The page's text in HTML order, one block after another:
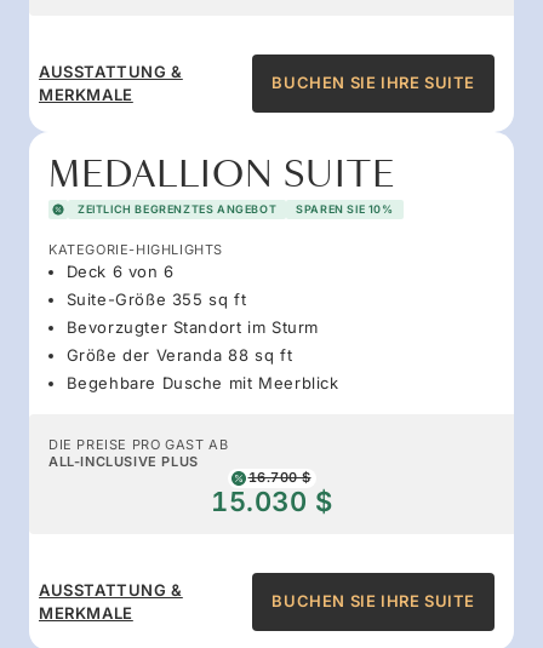
AUSSTATTUNG &
MERKMALE
BUCHEN SIE IHRE SUITE
MEDALLION SUITE
ZEITLICH BEGRENZTES ANGEBOT SPAREN SIE 10%
KATEGORIE-HIGHLIGHTS
Deck 6 von 6
Suite-Größe 355 sq ft
Bevorzugter Standort im Sturm
Größe der Veranda 88 sq ft
Begehbare Dusche mit Meerblick
DIE PREISE PRO GAST AB
ALL-INCLUSIVE PLUS
16.700 $
15.030 $
AUSSTATTUNG &
MERKMALE
BUCHEN SIE IHRE SUITE